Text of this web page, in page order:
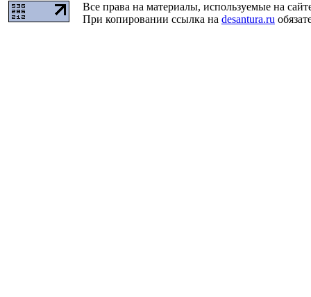
Все права на материалы, используемые на
При копировании ссылка на desantura.ru